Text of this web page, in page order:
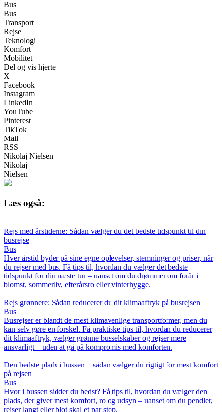
Bus
Bus
Transport
Rejse
Teknologi
Komfort
Mobilitet
Del og vis hjerte
X
Facebook
Instagram
LinkedIn
YouTube
Pinterest
TikTok
Mail
RSS
Nikolaj Nielsen
Nikolaj
Nielsen
Læs også:
Rejs med årstiderne: Sådan vælger du det bedste tidspunkt til din
busrejse
Bus
Hver årstid byder på sine egne oplevelser, stemninger og priser, når
du rejser med bus. Få tips til, hvordan du vælger det bedste
tidspunkt for din næste tur – uanset om du drømmer om forår i
blomst, sommerliv, efterårsro eller vinterhygge.
Rejs grønnere: Sådan reducerer du dit klimaaftryk på busrejsen
Bus
Busrejser er blandt de mest klimavenlige transportformer, men du
kan selv gøre en forskel. Få praktiske tips til, hvordan du reducerer
dit klimaaftryk, vælger grønne busselskaber og rejser mere
ansvarligt – uden at gå på kompromis med komforten.
Den bedste plads i bussen – sådan vælger du rigtigt for mest komfort
på rejsen
Bus
Hvor i bussen sidder du bedst? Få tips til, hvordan du vælger den
plads, der giver mest komfort, ro og udsyn – uanset om du pendler,
rejser langt eller blot skal et par stop.